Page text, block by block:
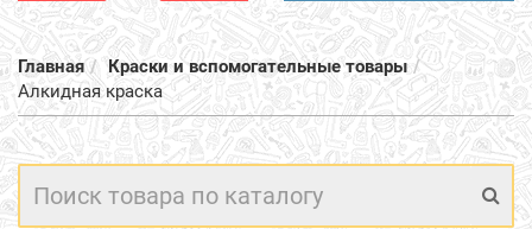
Главная
Краски и вспомогательные товары
Алкидная краска